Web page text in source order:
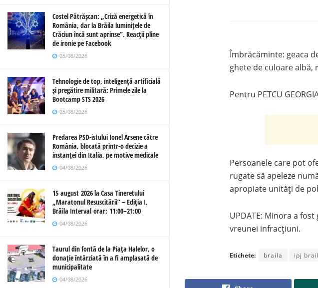
Costel Pătrășcan: „Criză energetică în
România, dar la Brăila luminițele de
Crăciun încă sunt aprinse”. Reacții pline
de ironie pe Facebook
05/08/2026
Tehnologie de top, inteligență artificială
și pregătire militară: Primele zile la
Bootcamp STS 2026
05/08/2026
Predarea PSD-istului Ionel Arsene către
România, blocată printr-o decizie a
instanței din Italia, pe motive medicale
04/08/2026
15 august 2026 la Casa Tineretului
„Maratonul Resuscitării” – Ediția I,
Brăila Interval orar: 11:00–21:00
04/08/2026
Taurul din fontă de la Piața Halelor, o
donație întârziată în a fi amplasată de
municipalitate
04/08/2026
Îmbrăcăminte: geaca
ghete de culoare albă,
Pentru PETCU
Persoanele care pot
rugate să apeleze
apropiate unităţi de
UPDATE: Minora a
vreunei infracțiuni.
Etichete: braila ipj